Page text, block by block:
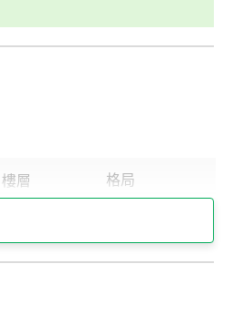
11.4分鐘 /792m